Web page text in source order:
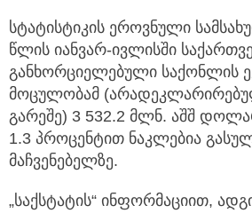
სტატისტიკის ეროვნული
წლის იანვარ-ივლისში
განხორციელებული საქონლის
მოცულობამ
გარეშე) 3 532.2 მლნ. აშშ
1.3 პროცენტით ნაკლებია
მაჩვენებელზე.
„საქსტატის“ ინფორმაციით,